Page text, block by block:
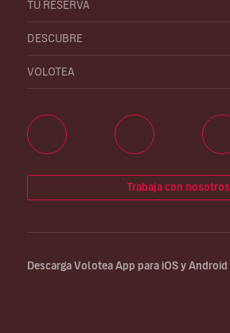
TU RESERVA
DESCUBRE
VOLOTEA
Trabaja con nosotros
Descarga Volotea App para iOS y Android